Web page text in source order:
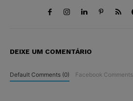
DEIXE UM COMENTÁRIO
Default Comments (0) Facebook Comments